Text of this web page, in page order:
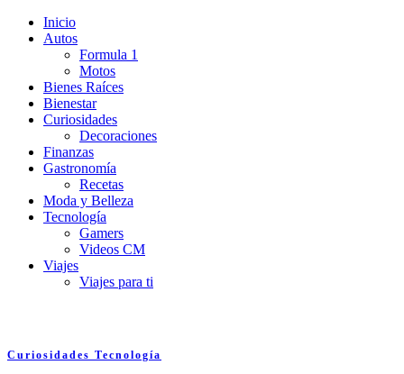
Inicio
Autos
Formula 1
Motos
Bienes Raíces
Bienestar
Curiosidades
Decoraciones
Finanzas
Gastronomía
Recetas
Moda y Belleza
Tecnología
Gamers
Videos CM
Viajes
Viajes para ti
Curiosidades Tecnología